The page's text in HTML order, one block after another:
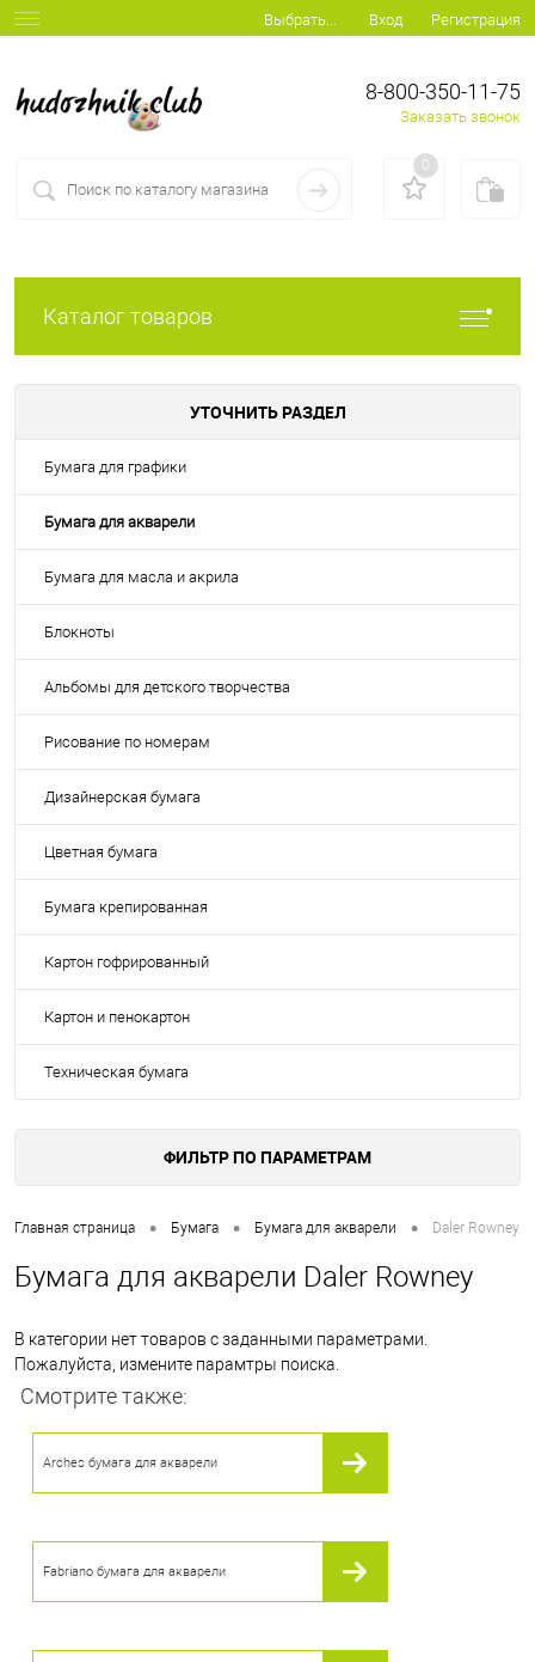
Выбрать... Вход Регистрация
8-800-350-11-75
Заказать звонок
0
Каталог товаров
УТОЧНИТЬ РАЗДЕЛ
Бумага для графики
Бумага для акварели
Бумага для масла и акрила
Блокноты
Альбомы для детского творчества
Рисование по номерам
Дизайнерская бумага
Цветная бумага
Бумага крепированная
Картон гофрированный
Картон и пенокартон
Техническая бумага
ФИЛЬТР ПО ПАРАМЕТРАМ
Главная страница • Бумага • Бумага для акварели • Daler Rowney
Бумага для акварели Daler Rowney
В категории нет товаров с заданными параметрами.
Пожалуйста, измените парамтры поиска.
Смотрите также:
Arches бумага для акварели
Fabriano бумага для акварели